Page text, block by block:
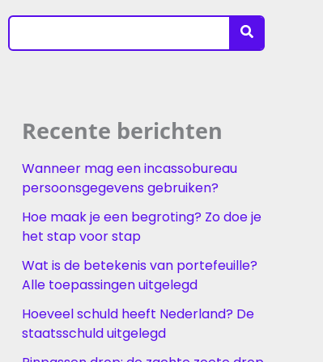
Search
Recente berichten
Wanneer mag een incassobureau
persoonsgegevens gebruiken?
Hoe maak je een begroting? Zo doe je
het stap voor stap
Wat is de betekenis van portefeuille?
Alle toepassingen uitgelegd
Hoeveel schuld heeft Nederland? De
staatsschuld uitgelegd